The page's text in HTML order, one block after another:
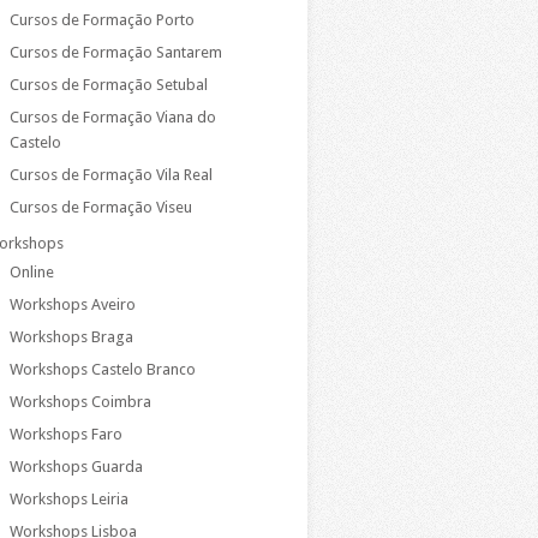
Cursos de Formação Porto
Cursos de Formação Santarem
Cursos de Formação Setubal
Cursos de Formação Viana do
Castelo
Cursos de Formação Vila Real
Cursos de Formação Viseu
Online
Workshops Aveiro
Workshops Braga
Workshops Castelo Branco
Workshops Coimbra
Workshops Faro
Workshops Guarda
Workshops Leiria
Workshops Lisboa